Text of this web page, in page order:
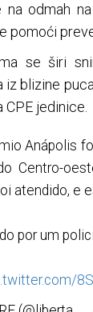
na odmah
pomoći
se širi
iz blizine
jedinice.
Anápolis
Centro-
atendido, e
por um